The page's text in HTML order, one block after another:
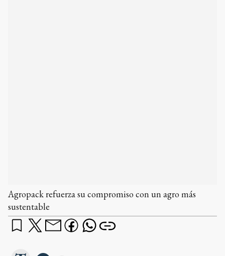
Agropack refuerza su compromiso con un agro más
sustentable